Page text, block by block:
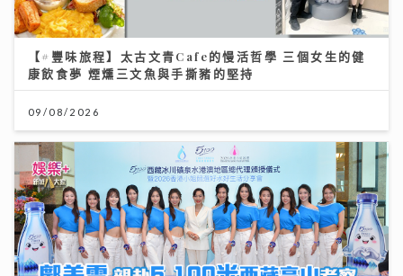
【#豐味旅程】太古文青Cafe的慢活哲學 三個女生的健
康飲食夢 煙燻三文魚與手撕豬的堅持
09/08/2026